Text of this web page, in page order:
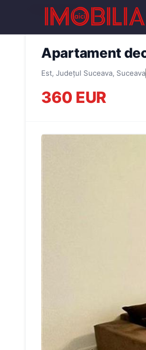
← Înapoi la oferte
Apartament
Est, Județul Suceava, Suceava
360 EUR